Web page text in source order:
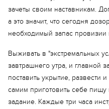
зачеты своим наставникам.
а это значит, что сегодня
необходимый запас провизии
Выживать в "экстремальных
завтрашнего утра, и главной
поставить укрытие, развести
самим приготовить себе
задание. Каждые три часа